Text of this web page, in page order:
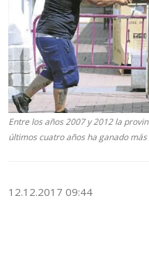
Entre los años 2007 y 2012 la
últimos cuatro años ha ganado más
12.12.2017 09:44